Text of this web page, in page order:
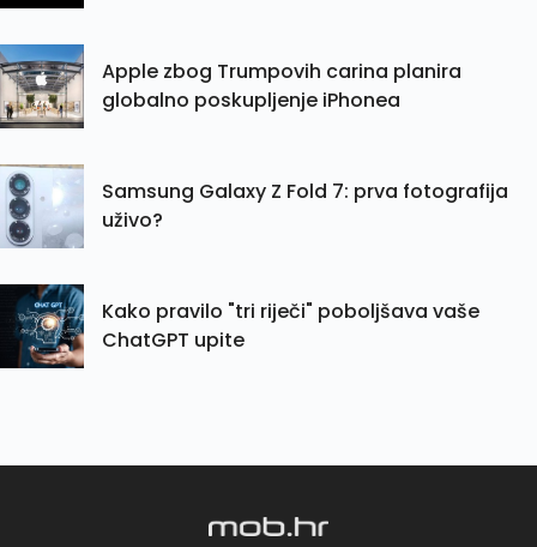
Apple zbog Trumpovih carina planira
globalno poskupljenje iPhonea
Samsung Galaxy Z Fold 7: prva fotografija
uživo?
Kako pravilo "tri riječi" poboljšava vaše
ChatGPT upite